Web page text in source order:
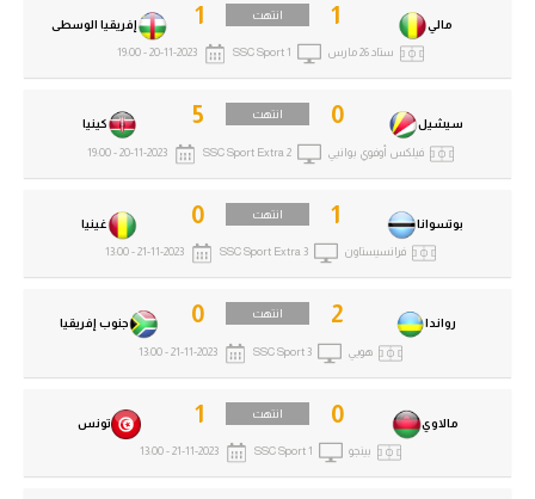
مالاوي 0 انتهت
تونس 1
بينجو SSC Sport 1
21-11-2023 - 13:00
رواندا 2 انتهت
جنوب إفريقيا 0
هويي SSC Sport 3
21-11-2023 - 13:00
بوتسوانا 1 انتهت
غينيا 0
فرانسيستاون SSC Sport Extra 3
21-11-2023 - 13:00
سيشيل 0 انتهت
كينيا 5
فيلكس أوفوي بوانيي SSC Sport Extra 2
20-11-2023 - 19:00
مالي 1 انتهت
إفريقيا الوسطى 1
ستاد 26 مارس SSC Sport 1
20-11-2023 - 19:00